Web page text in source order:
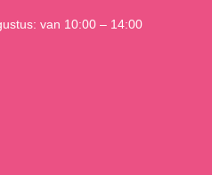
van 10:00 – 14:00